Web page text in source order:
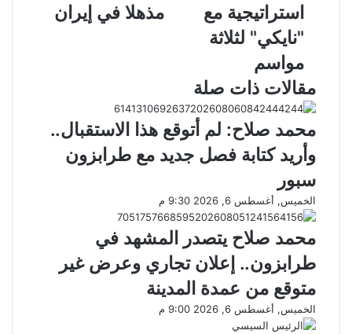
ك
ت
و
ن
مذهلا في إيران
استراتيجية مع
"نايكي" لثلاثة
مواسم
مقالات ذات صلة
محمد صلاح: لم أتوقع هذا الاستقبال..
وأريد كتابة فصل جديد مع طرابزون
سبور
الخميس, أغسطس 6, 2026 9:30 م
محمد صلاح يتصدر المشهد في
طرابزون.. إعلان تجاري وعرض غير
متوقع من عمدة المدينة
الخميس, أغسطس 6, 2026 9:00 م